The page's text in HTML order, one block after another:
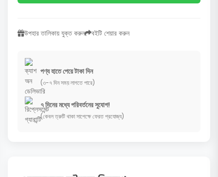
উপহার তালিকায় যুক্ত করুন বইটি শেয়ার করুন
পণ্য হাতে পেয়ে টাকা দিন
(৩-৭ দিন সময় লাগতে পারে)
৭ দিনের মধ্যে পরিবর্তনের সুযোগ!
(কেবল ত্রুটি থাকা সাপেক্ষে ফেরত প্রযোজ্য)